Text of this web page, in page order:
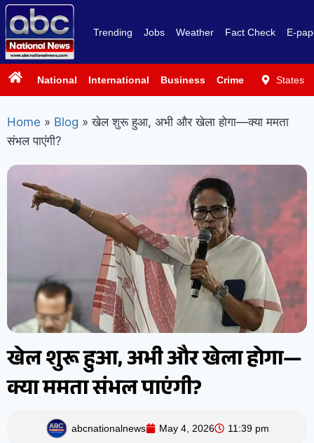
Trending Jobs Weather Fact Check E-
National International Business Crime PoliticsStates
Home » Blog » खेल शुरू हुआ, अभी और खेला होगा—क्या ममता
संभल पाएंगी?
खेल शुरू हुआ, अभी और खेला होगा—
क्या ममता संभल पाएंगी?
abcnationalnews May 4, 2026 11:39 pm